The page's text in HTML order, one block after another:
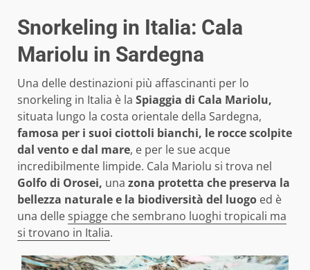
Snorkeling in Italia: Cala
Mariolu in Sardegna
Una delle destinazioni più affascinanti per lo
snorkeling in Italia è la Spiaggia di Cala Mariolu,
situata lungo la costa orientale della Sardegna,
famosa per i suoi ciottoli bianchi, le rocce scolpite
dal vento e dal mare, e per le sue acque
incredibilmente limpide. Cala Mariolu si trova nel
Golfo di Orosei, una zona protetta che preserva la
bellezza naturale e la biodiversità del luogo ed è
una dellespiagge che sembrano luoghi tropicali ma
si trovano in Italia.